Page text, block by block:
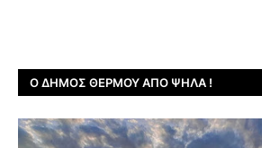
Ο ΔΉΜΟΣ ΘΈΡΜΟΥ ΑΠΌ ΨΗΛΆ !